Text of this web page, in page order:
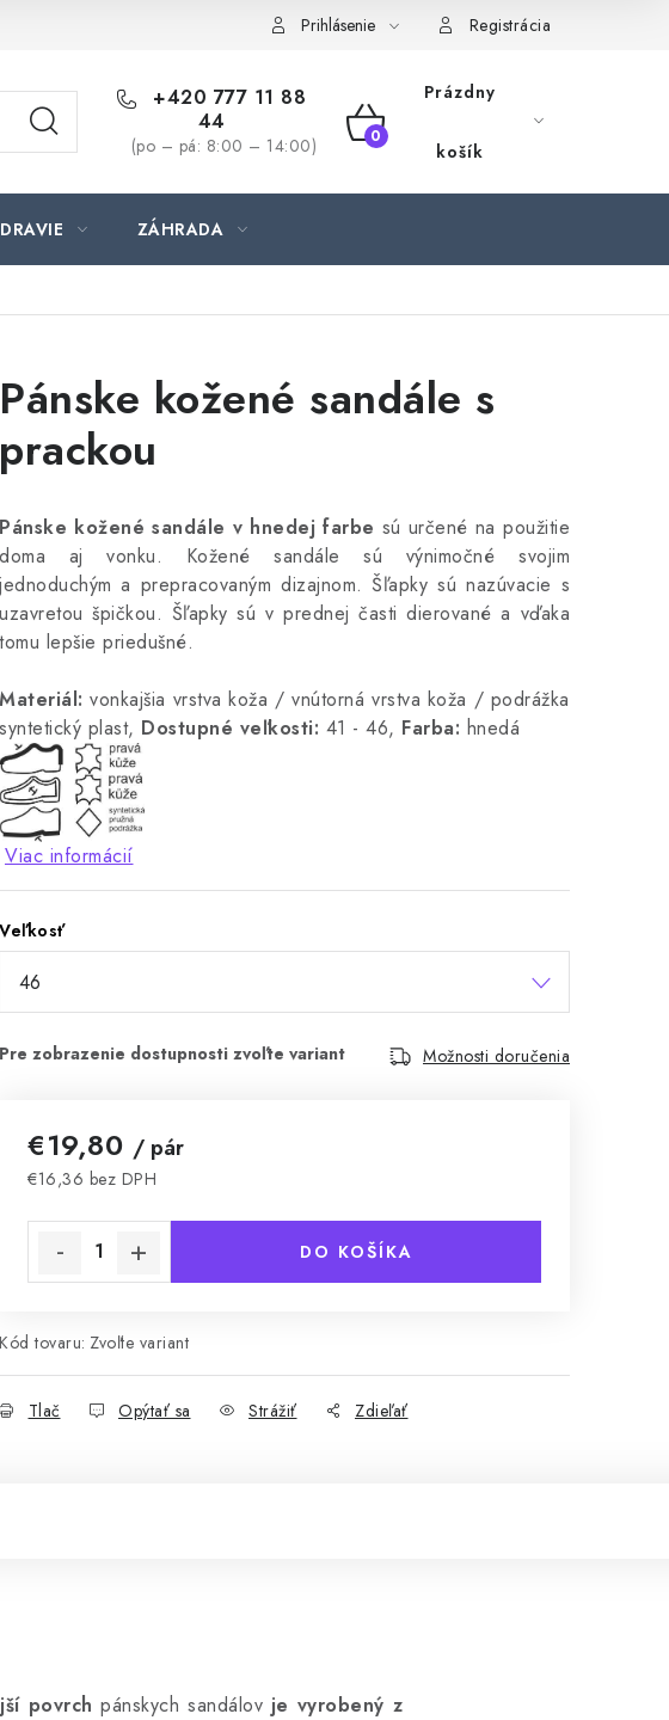
Prihlásenie Registrácia
+420 777 11 88
44
(po – pá: 8:00 – 14:00)
NÁKUPNÝ
Prázdny
košík
ZÁHRADA
Pánske kožené sandále s
prackou
Pánske kožené sandále v hnedej farbe sú určené na použitie
doma aj vonku.
Kožené sandále sú výnimočné svojim
jednoduchým a prepracovaným dizajnom. Šľapky sú nazúvacie s
uzavretou špičkou. Šľapky sú v prednej časti dierované a vďaka
tomu lepšie priedušné.
Materiál: vonkajšia vrstva koža / vnútorná vrstva koža / podrážka
syntetický plast, Dostupné veľkosti: 41 - 46, Farba: hnedá
Viac informácií
Veľkosť
Možnosti doručenia
€19,80 / pár
€16,36 bez DPH
DO KOŠÍKA
Kód tovaru: Zvoľte variant
Tlač Opýtať sa Strážiť Zdieľať
povrch pánskych sandálov je vyrobený z